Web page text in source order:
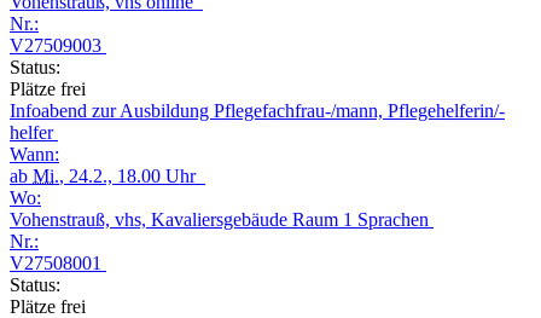
Nr.:
V27509003
Status:
Plätze frei
Infoabend zur Ausbildung Pflegefachfrau-/mann, Pflegehelferin/-
helfer
Wann:
ab Mi., 24.2., 18.00 Uhr
Wo:
Vohenstrauß, vhs, Kavaliersgebäude Raum 1 Sprachen
Nr.:
V27508001
Status:
Plätze frei